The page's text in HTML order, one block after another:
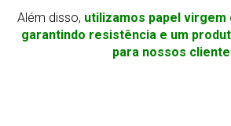
Além disso, utilizamos papel virgem
garantindo resistência e um
para nossos